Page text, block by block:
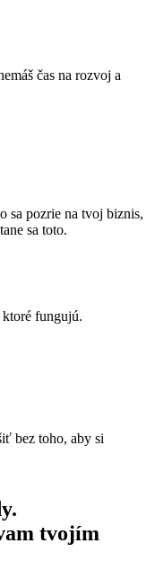
čas na rozvoj a
sa pozrie na tvoj biznis,
sa toto.
ktoré fungujú.
bez toho, aby si
tvojím